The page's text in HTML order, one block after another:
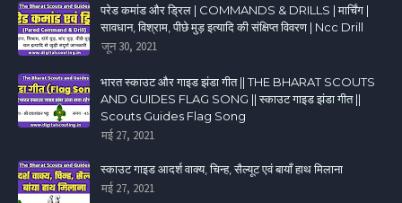
परेड कमांड और ड्रिल | COMMANDS & DRILLS | मार्चिंग |
सावधान, विश्राम, पीछे मुड़ इत्यादि की संक्षिप्त विवरण | Ncc Drill
जून 30, 2021
भारत स्काउट और गाइड झंडा गीत || THE BHARAT SCOUTS
AND GUIDES FLAG SONG || स्काउट गाइड झंडा गीत ||
Scouts Guides Flag Song
मई 27, 2021
स्काउट गाइड आदर्श वाक्य, चिन्ह, सैल्यूट एवं बायाँ हाथ मिलाना
मई 27, 2021